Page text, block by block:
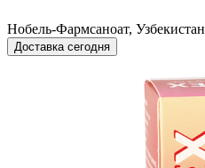
Нобель-Фармсаноат, Узбекистан
Доставка сегодня